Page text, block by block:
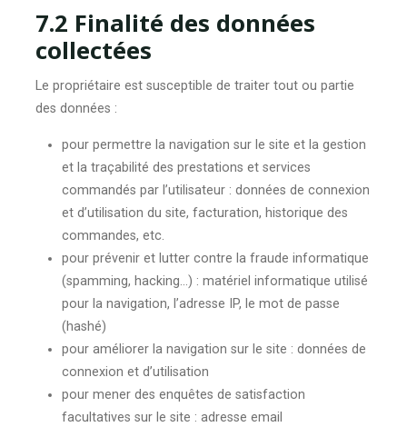
7.2 Finalité des données
collectées
Le propriétaire est susceptible de traiter tout ou partie
des données :
pour permettre la navigation sur le site et la gestion
et la traçabilité des prestations et services
commandés par l’utilisateur : données de connexion
et d’utilisation du site, facturation, historique des
commandes, etc.
pour prévenir et lutter contre la fraude informatique
(spamming, hacking…) : matériel informatique utilisé
pour la navigation, l’adresse IP, le mot de passe
(hashé)
pour améliorer la navigation sur le site : données de
connexion et d’utilisation
pour mener des enquêtes de satisfaction
facultatives sur le site : adresse email